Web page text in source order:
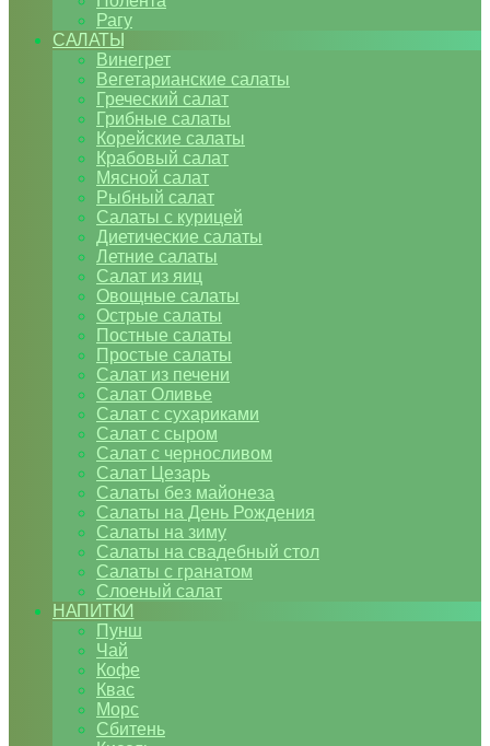
Рагу
САЛАТЫ
Винегрет
Вегетарианские салаты
Греческий салат
Грибные салаты
Корейские салаты
Крабовый салат
Мясной салат
Рыбный салат
Салаты с курицей
Диетические салаты
Летние салаты
Салат из яиц
Овощные салаты
Острые салаты
Постные салаты
Простые салаты
Салат из печени
Салат Оливье
Салат с сухариками
Салат с сыром
Салат с черносливом
Салат Цезарь
Салаты без майонеза
Салаты на День Рождения
Салаты на зиму
Салаты на свадебный стол
Салаты с гранатом
Слоеный салат
НАПИТКИ
Пунш
Чай
Кофе
Квас
Морс
Сбитень